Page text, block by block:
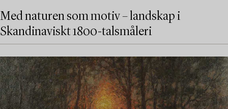
Med naturen som motiv – landskap i
Skandinaviskt 1800-talsmåleri